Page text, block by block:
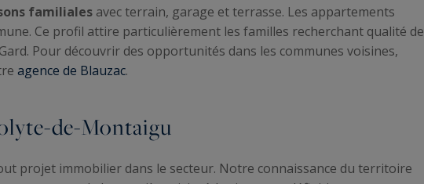
familiales avec terrain, garage et terrasse. Les appartements
Ce profil attire particulièrement les familles recherchant qualité de
Pour découvrir des opportunités dans les communes voisines,
agence de Blauzac.
de-Montaigu
projet immobilier dans le secteur. Notre connaissance du territoire